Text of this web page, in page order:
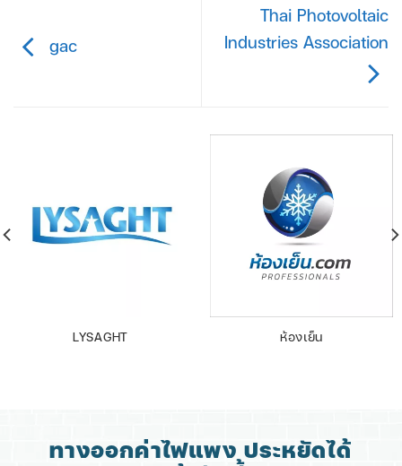
gac
Thai Photovoltaic
Industries Association
LYSAGHT ห้องเย็น
ทางออกค่าไฟแพง ประหยัดได้